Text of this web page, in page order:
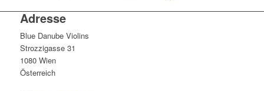
Adresse
Blue Danube Violins
Strozzigasse 31
1080 Wien
Österreich